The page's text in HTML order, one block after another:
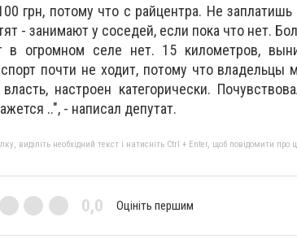
грн, потому что с райцентра. Не заплатишь
- занимают у соседей, если пока что нет.
в огромном селе нет. 15 километров,
почти не ходит, потому что
настроен категорически.
..", - написал депутат.
виділіть необхідний текст і натисніть Ctrl + Enter, щоб повідомити про
0,0 Оцініть першим